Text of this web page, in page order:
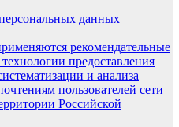
данных
рекомендательные
предоставления
и анализа
пользователей сети
Российской